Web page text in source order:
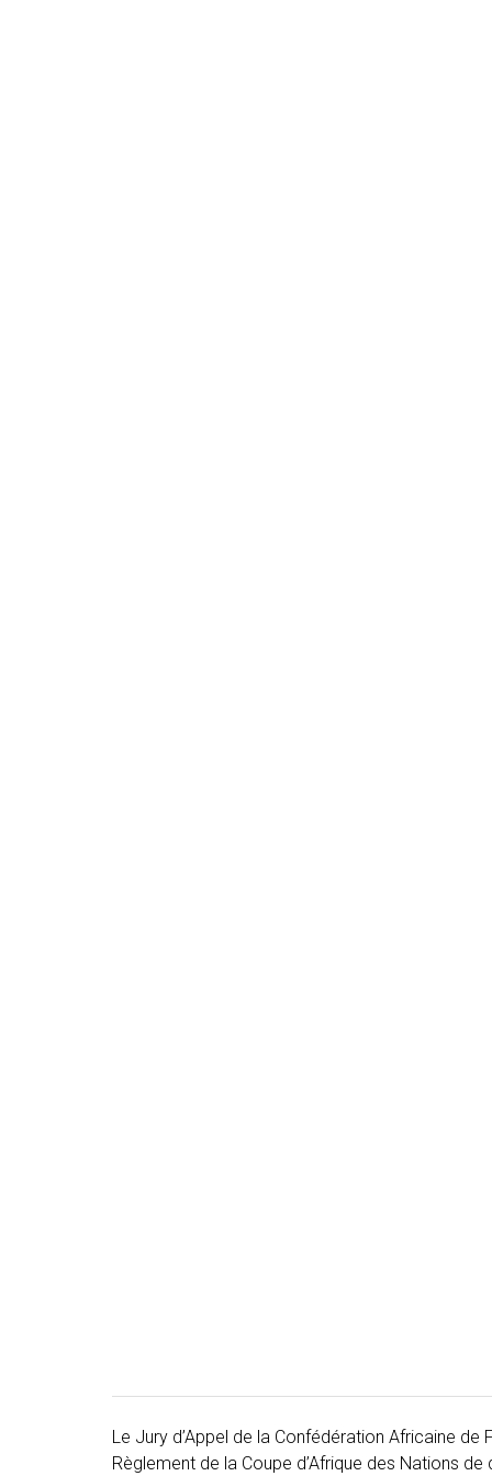
Le Jury d’Appel de la Confédération Africaine
Règlement de la Coupe d’Afrique des Nations